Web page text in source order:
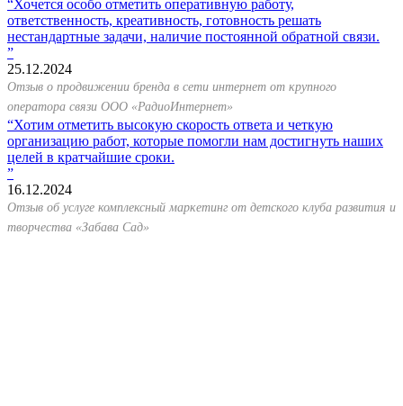
Хочется особо отметить оперативную работу,
ответственность, креативность, готовность решать
нестандартные задачи, наличие постоянной обратной связи.
25.12.2024
Отзыв о продвижении бренда в сети интернет от крупного
оператора связи ООО «РадиоИнтернет»
Хотим отметить высокую скорость ответа и четкую
организацию работ, которые помогли нам достигнуть наших
целей в кратчайшие сроки.
16.12.2024
Отзыв об услуге комплексный маркетинг от детского клуба развития и
творчества «Забава Сад»